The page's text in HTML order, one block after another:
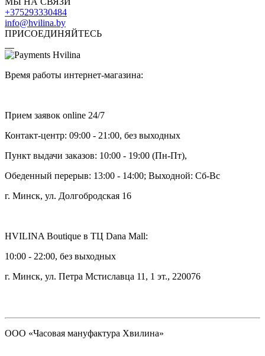
+375293330484
info@hvilina.by
ПРИСОЕДИНЯЙТЕСЬ
Время работы интернет-магазина:
Прием заявок online 24/7
Контакт-центр: 09:00 - 21:00, без выходных
Пункт выдачи заказов: 10:00 - 19:00 (Пн-Пт),
Обеденный перерыв: 13:00 - 14:00; Выходной: Сб-Вс
г. Минск, ул. Долгобродская 16
HVILINA Boutique в ТЦ Dana Mall:
10:00 - 22:00, без выходных
г. Минск, ул. Петра Мстиславца 11, 1 эт., 220076
ООО «Часовая мануфактура Хвилина»